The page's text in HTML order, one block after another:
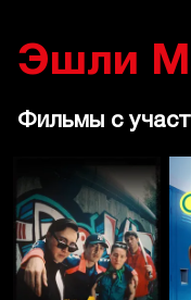
Эшли
Фильмы с